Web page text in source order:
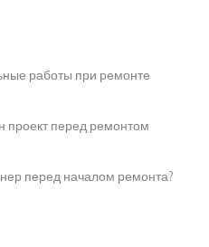
работы при ремонте
проект перед ремонтом
перед началом ремонта?